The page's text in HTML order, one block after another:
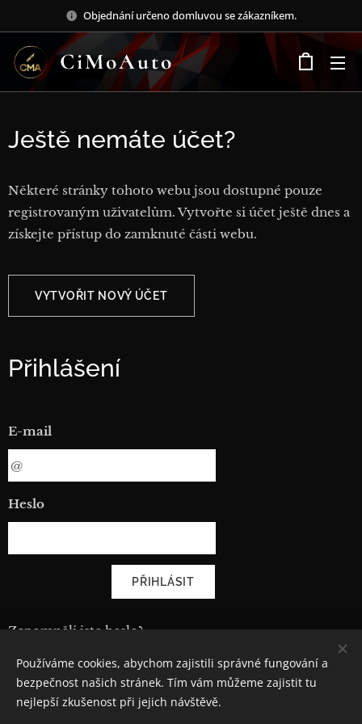
Objednání určeno domluvou se zákazníkem.
CiMoAuto
Ještě nemáte účet?
Některé stránky tohoto webu jsou dostupné pouze
registrovaným uživatelům. Vytvořte si účet ještě dnes a
získejte přístup do zamknuté části webu.
VYTVOŘIT NOVÝ ÚČET
Přihlášení
E-mail
Heslo
PŘIHLÁSIT
Zapomněli jste heslo?
© 2021 CiMoAuto spol. s r.o.
Používáme cookies, abychom zajistili správné fungování a
bezpečnost našich stránek. Tím vám můžeme zajistit tu
nejlepší zkušenost při jejich návštěvě.